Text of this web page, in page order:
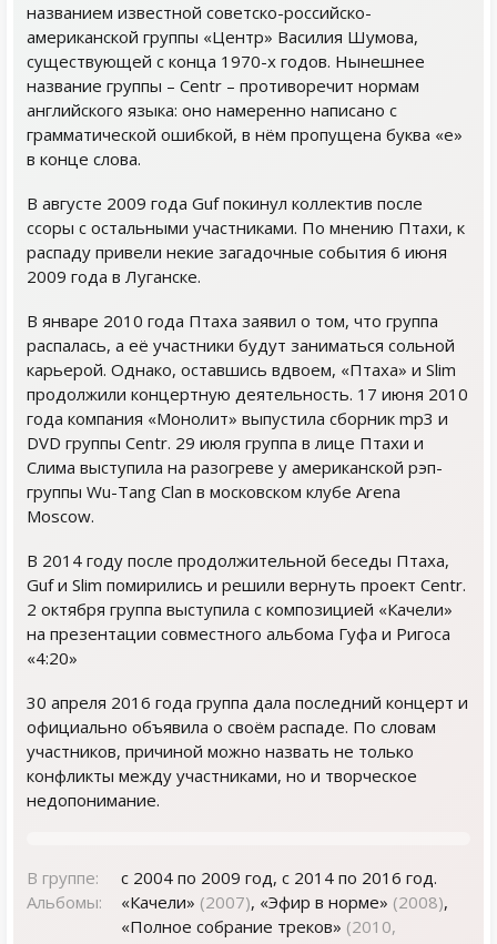
названием известной советско-российско-
американской группы «Центр» Василия Шумова,
существующей с конца 1970-х годов. Нынешнее
название группы – Centr – противоречит нормам
английского языка: оно намеренно написано с
грамматической ошибкой, в нём пропущена буква «e»
в конце слова.
В августе 2009 года Guf покинул коллектив после
ссоры с остальными участниками. По мнению Птахи, к
распаду привели некие загадочные события 6 июня
2009 года в Луганске.
В январе 2010 года Птаха заявил о том, что группа
распалась, а её участники будут заниматься сольной
карьерой. Однако, оставшись вдвоем, «Птаха» и Slim
продолжили концертную деятельность. 17 июня 2010
года компания «Монолит» выпустила сборник mp3 и
DVD группы Centr. 29 июля группа в лице Птахи и
Слима выступила на разогреве у американской рэп-
группы Wu-Tang Clan в московском клубе Аrena
Moscow.
В 2014 году после продолжительной беседы Птаха,
Guf и Slim помирились и решили вернуть проект Centr.
2 октября группа выступила с композицией «Качели»
на презентации совместного альбома Гуфа и Ригоса
«4:20»
30 апреля 2016 года группа дала последний концерт и
официально объявила о своём распаде. По словам
участников, причиной можно назвать не только
конфликты между участниками, но и творческое
недопонимание.
В группе:
с 2004 по 2009 год, с 2014 по 2016 год.
Альбомы:
«Качели» (2007), «Эфир в норме» (2008),
«Полное собрание треков» (2010,